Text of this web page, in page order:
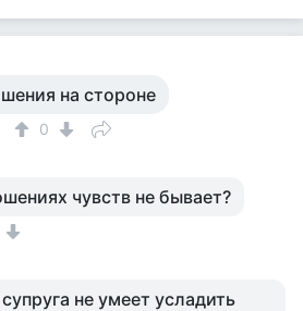
на стороне
0
чувств не бывает?
не умеет усладить